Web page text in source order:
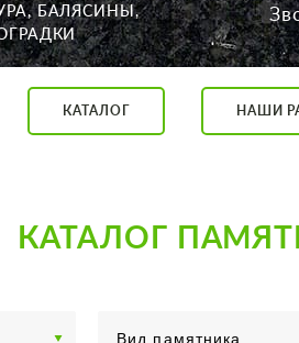
Щорса, 56
БАЛЯСИНЫ,
КАТАЛОГ НАШИ
КАТАЛОГ